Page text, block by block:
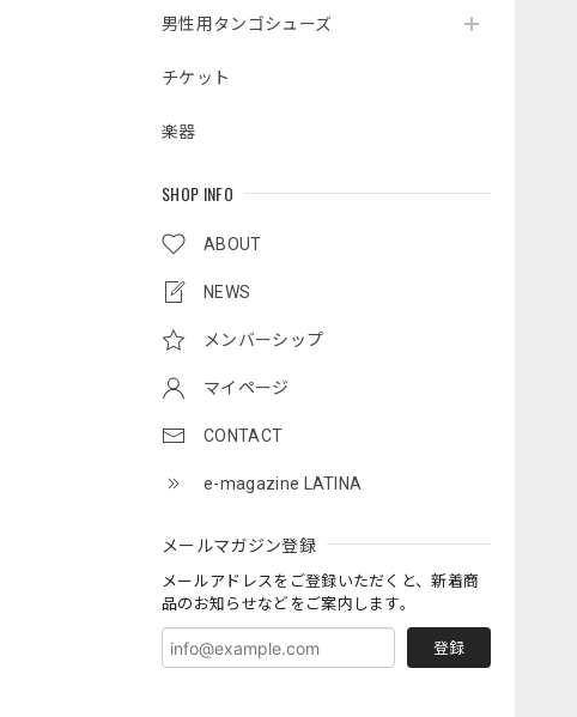
男性用タンゴシューズ
チケット
楽器
SHOP INFO
ABOUT
NEWS
メンバーシップ
マイページ
CONTACT
e-magazine LATINA
メールマガジン登録
メールアドレスをご登録いただくと、新着商
品のお知らせなどをご案内します。
登録